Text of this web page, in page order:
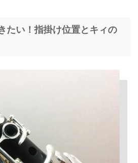
たい！指掛け位置とキィの